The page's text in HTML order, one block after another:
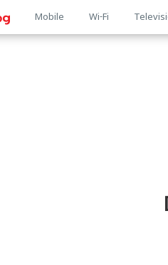
Mobile Wi-Fi